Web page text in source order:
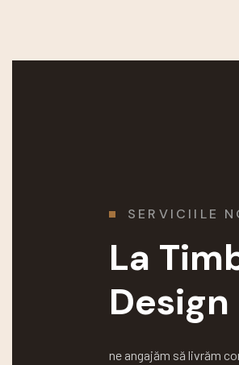
SERVICIILE
La
Design
ne angajăm să livrăm